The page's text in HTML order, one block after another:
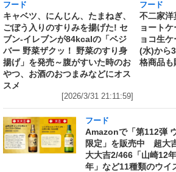
フード
キャベツ、にんじん、たまねぎ、
ごぼう入りのすりみを揚げた! セ
ブン‐イレブンが84kcalの「ベジ
バー 野菜ザクッ！ 野菜のすり身
揚げ」を発売～腹がすいた時のお
やつ、お酒のおつまみなどにオス
スメ
[2026/3/31 21:11:59]
フード
不二家洋
ョート
ョコ生
(水)から
格商品も
フード
Amazonで「第112弾
限定」を販売中 超大
大大吉2/466「山崎12
年」など11種類のウイ